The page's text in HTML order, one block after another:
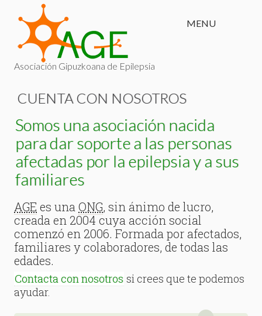
MENU
Asociación Gipuzkoana de Epilepsia
CUENTA CON NOSOTROS
Somos una asociación nacida
para dar soporte a las personas
afectadas por la epilepsia y a sus
familiares
AGE es una ONG, sin ánimo de lucro,
creada en 2004 cuya acción social
comenzó en 2006. Formada por afectados,
familiares y colaboradores, de todas las
edades.
Contacta con nosotros si crees que te podemos
ayudar.